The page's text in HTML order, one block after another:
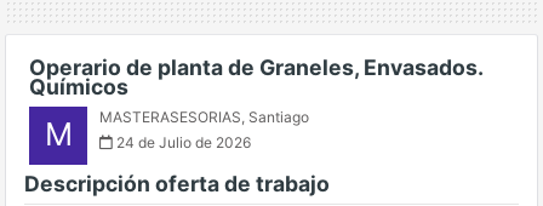
Operario de planta de Graneles, Envasados.
Químicos
M MASTERASESORIAS, Santiago
24 de Julio de 2026
Descripción oferta de trabajo